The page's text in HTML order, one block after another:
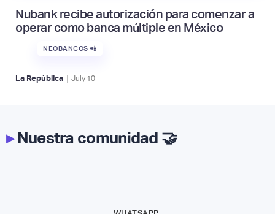
Nubank recibe autorización para comenzar a
operar como banca múltiple en México
NEOBANCOS 📲
La República | July 10
▸Nuestra comunidad 🤝